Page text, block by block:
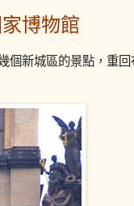
博物館
個新城區的景點，重